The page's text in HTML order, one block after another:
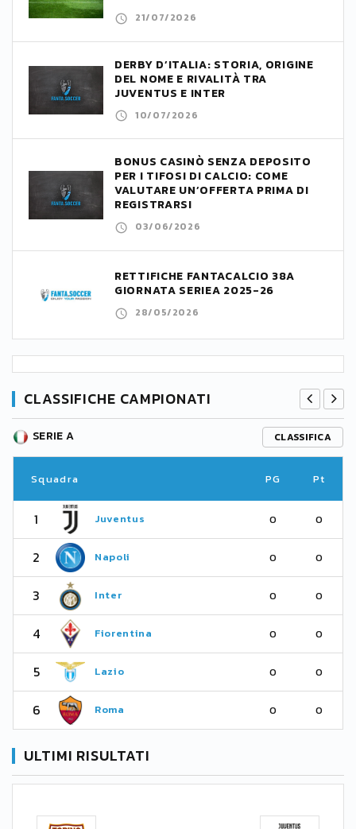
21/07/2026
DERBY D’ITALIA: STORIA, ORIGINE
DEL NOME E RIVALITÀ TRA
JUVENTUS E INTER
10/07/2026
BONUS CASINÒ SENZA DEPOSITO
PER I TIFOSI DI CALCIO: COME
VALUTARE UN’OFFERTA PRIMA DI
REGISTRARSI
03/06/2026
RETTIFICHE FANTACALCIO 38A
GIORNATA SERIEA 2025-26
28/05/2026
CLASSIFICHE CAMPIONATI
SERIE A CLASSIFICA
Squadra PG Pt
1 Juventus 0 0
2 Napoli 0 0
3 Inter 0 0
4 Fiorentina 0 0
5 Lazio 0 0
6 Roma 0 0
ULTIMI RISULTATI